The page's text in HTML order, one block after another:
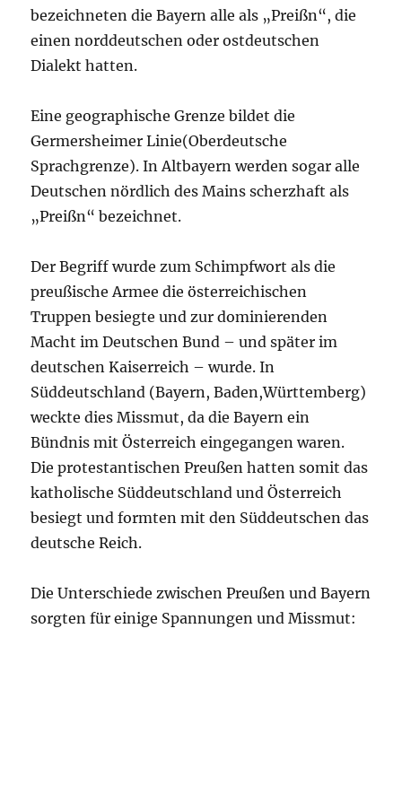
bezeichneten die Bayern alle als „Preißn“, die
einen norddeutschen oder ostdeutschen
Dialekt hatten.
Eine geographische Grenze bildet die
Germersheimer Linie(Oberdeutsche
Sprachgrenze). In Altbayern werden sogar alle
Deutschen nördlich des Mains scherzhaft als
„Preißn“ bezeichnet.
Der Begriff wurde zum Schimpfwort als die
preußische Armee die österreichischen
Truppen besiegte und zur dominierenden
Macht im Deutschen Bund – und später im
deutschen Kaiserreich – wurde. In
Süddeutschland (Bayern, Baden,Württemberg)
weckte dies Missmut, da die Bayern ein
Bündnis mit Österreich eingegangen waren.
Die protestantischen Preußen hatten somit das
katholische Süddeutschland und Österreich
besiegt und formten mit den Süddeutschen das
deutsche Reich.
Die Unterschiede zwischen Preußen und Bayern
sorgten für einige Spannungen und Missmut: